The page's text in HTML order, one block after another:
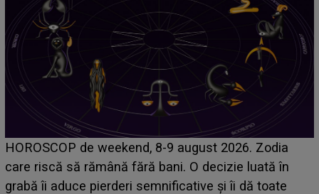
VIDEO"Nu mă crezi că fac treaba asta?" DE
NECREZUT LA CE AU ASISTAT internauții în cel mai
recent LIVE! Ce s-a întâmplat între Lucia și Iosif: